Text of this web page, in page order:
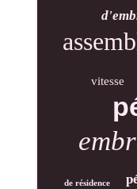
vitesse
de résidence